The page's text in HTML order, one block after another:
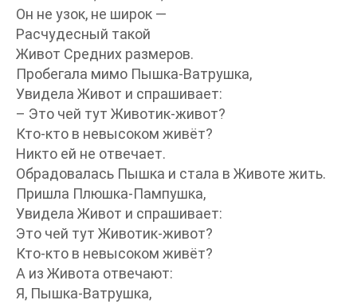
Он не узок, не широк —
Расчудесный такой
Живот Средних размеров.
Пробегала мимо Пышка-Ватрушка,
Увидела Живот и спрашивает:
– Это чей тут Животик-живот?
Кто-кто в невысоком живёт?
Никто ей не отвечает.
Обрадовалась Пышка и стала в Животе жить.
Пришла Плюшка-Пампушка,
Увидела Живот и спрашивает:
Это чей тут Животик-живот?
Кто-кто в невысоком живёт?
А из Живота отвечают:
Я, Пышка-Ватрушка,